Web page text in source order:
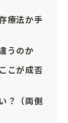
療法か手
うのか
こが成否
？（両側